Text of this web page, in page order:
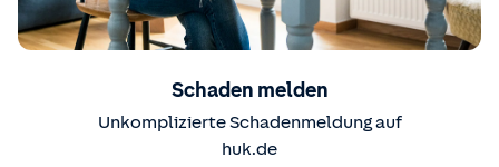
Schaden melden
Unkomplizierte Schadenmeldung auf
huk.de